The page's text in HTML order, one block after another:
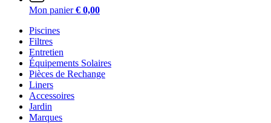
Mon panier € 0,00
Piscines
Filtres
Entretien
Équipements Solaires
Pièces de Rechange
Liners
Accessoires
Jardin
Marques